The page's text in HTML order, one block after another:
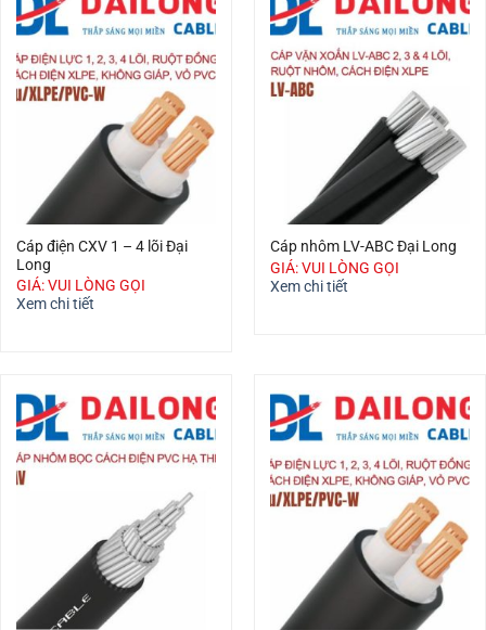
Cáp điện CXV 1 – 4 lõi Đại
Long
GIÁ: VUI LÒNG GỌI
Xem chi tiết
Cáp nhôm LV-ABC Đại Long
GIÁ: VUI LÒNG GỌI
Xem chi tiết